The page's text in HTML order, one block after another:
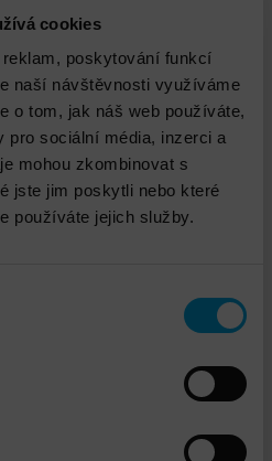
cookies
poskytování funkcí
naší návštěvnosti využíváme
o tom, jak náš web používáte,
sociální média, inzerci a
mohou zkombinovat s
jste jim poskytli nebo které
používáte jejich služby.
problémů
výpadků
Office, City Empiria, Praha 4
MS Teams či jiných
HCIA STORAGE v